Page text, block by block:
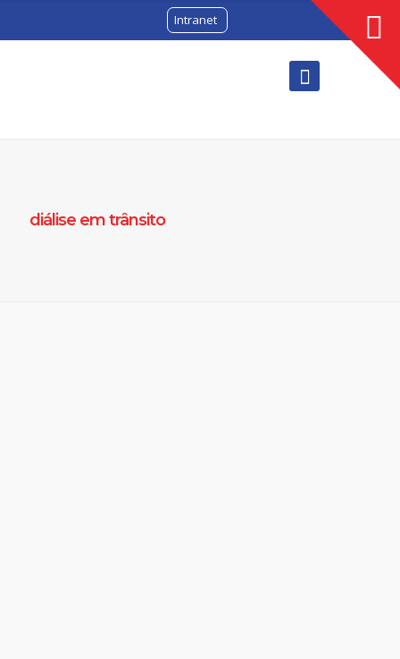
Intranet
diálise em trânsito